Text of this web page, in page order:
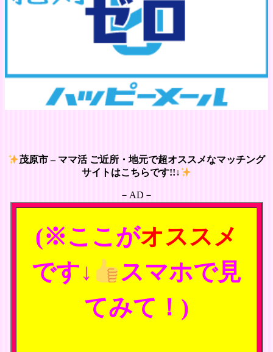
茂原市 – ママ活 ご近所・地元で超オススメなマッチング
サイトはこちらです!!↓
－AD－
(※ここがオススメ
です↓
スマホで見
てみて！)